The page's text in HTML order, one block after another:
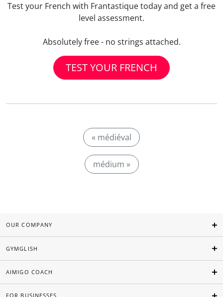
Test your French with Frantastique today and get a free
level assessment.
Absolutely free - no strings attached.
TEST YOUR FRENCH
« médiéval
médium »
OUR COMPANY
GYMGLISH
AIMIGO COACH
FOR BUSINESSES